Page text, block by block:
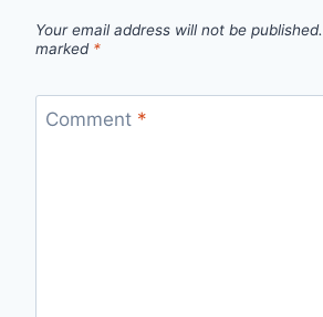
Your email address will not be published.
marked *
Comment *